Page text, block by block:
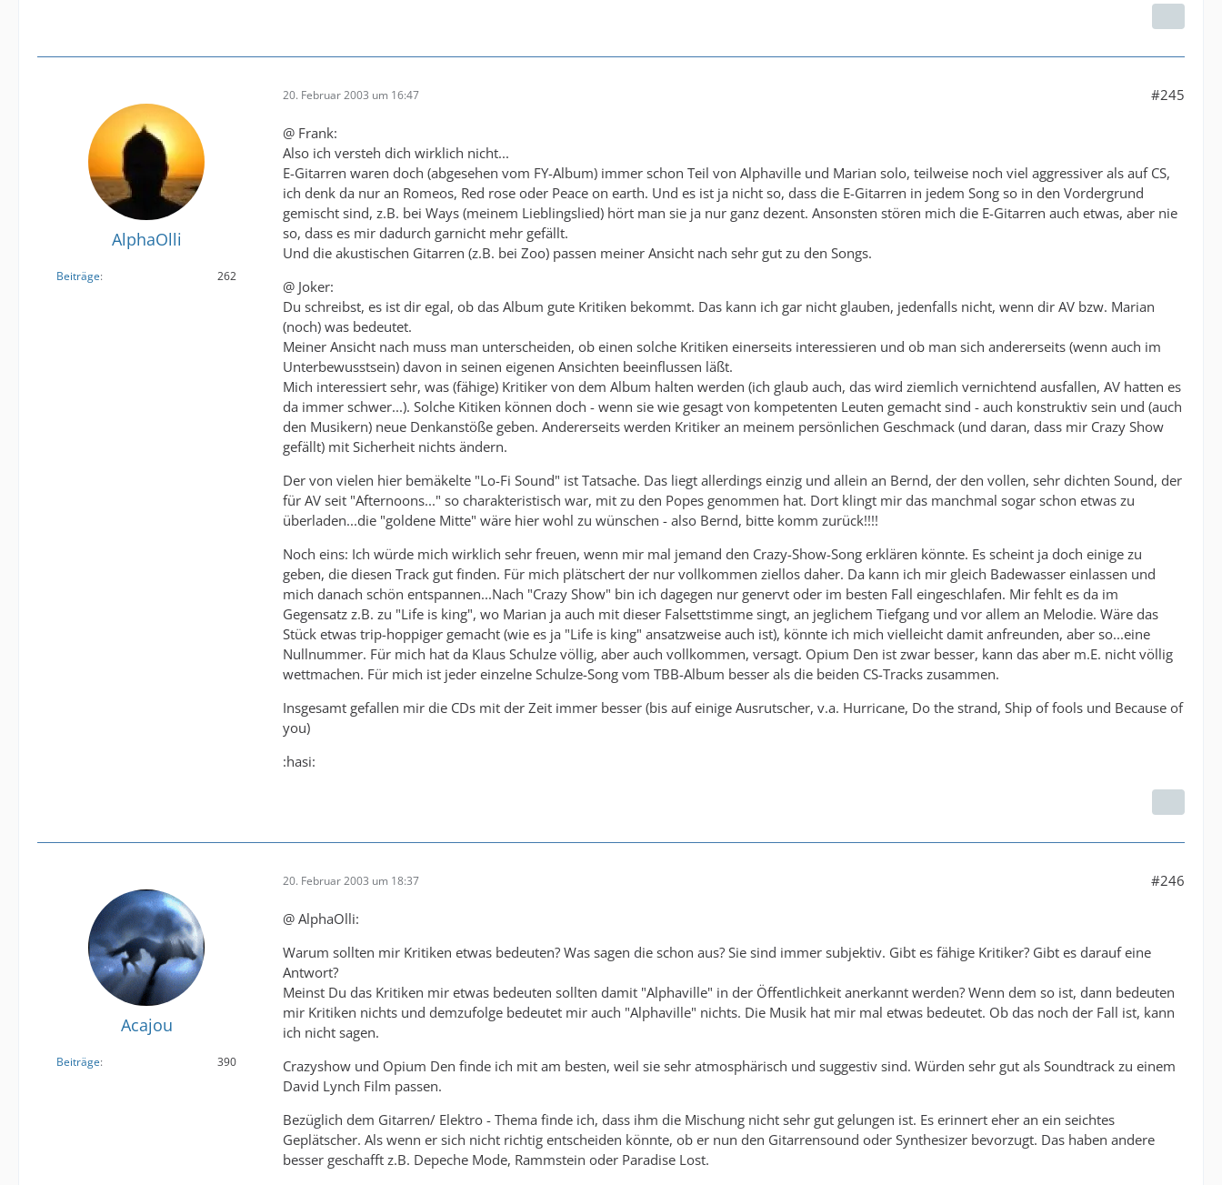
AlphaOlli
Beiträge 262
20. Februar 2003 um 16:47 #245
@ Frank:
Also ich versteh dich wirklich nicht...
E-Gitarren waren doch (abgesehen vom FY-Album) immer schon Teil von Alphaville und Marian solo, teilweise noch viel aggressiver als auf CS,
ich denk da nur an Romeos, Red rose oder Peace on earth. Und es ist ja nicht so, dass die E-Gitarren in jedem Song so in den Vordergrund
gemischt sind, z.B. bei Ways (meinem Lieblingslied) hört man sie ja nur ganz dezent. Ansonsten stören mich die E-Gitarren auch etwas, aber nie
so, dass es mir dadurch garnicht mehr gefällt.
Und die akustischen Gitarren (z.B. bei Zoo) passen meiner Ansicht nach sehr gut zu den Songs.
@ Joker:
Du schreibst, es ist dir egal, ob das Album gute Kritiken bekommt. Das kann ich gar nicht glauben, jedenfalls nicht, wenn dir AV bzw. Marian
(noch) was bedeutet.
Meiner Ansicht nach muss man unterscheiden, ob einen solche Kritiken einerseits interessieren und ob man sich andererseits (wenn auch im
Unterbewusstsein) davon in seinen eigenen Ansichten beeinflussen läßt.
Mich interessiert sehr, was (fähige) Kritiker von dem Album halten werden (ich glaub auch, das wird ziemlich vernichtend ausfallen, AV hatten es
da immer schwer...). Solche Kitiken können doch - wenn sie wie gesagt von kompetenten Leuten gemacht sind - auch konstruktiv sein und (auch
den Musikern) neue Denkanstöße geben. Andererseits werden Kritiker an meinem persönlichen Geschmack (und daran, dass mir Crazy Show
gefällt) mit Sicherheit nichts ändern.
Der von vielen hier bemäkelte "Lo-Fi Sound" ist Tatsache. Das liegt allerdings einzig und allein an Bernd, der den vollen, sehr dichten Sound, der
für AV seit "Afternoons..." so charakteristisch war, mit zu den Popes genommen hat. Dort klingt mir das manchmal sogar schon etwas zu
überladen...die "goldene Mitte" wäre hier wohl zu wünschen - also Bernd, bitte komm zurück!!!!
Noch eins: Ich würde mich wirklich sehr freuen, wenn mir mal jemand den Crazy-Show-Song erklären könnte. Es scheint ja doch einige zu
geben, die diesen Track gut finden. Für mich plätschert der nur vollkommen ziellos daher. Da kann ich mir gleich Badewasser einlassen und
mich danach schön entspannen...Nach "Crazy Show" bin ich dagegen nur genervt oder im besten Fall eingeschlafen. Mir fehlt es da im
Gegensatz z.B. zu "Life is king", wo Marian ja auch mit dieser Falsettstimme singt, an jeglichem Tiefgang und vor allem an Melodie. Wäre das
Stück etwas trip-hoppiger gemacht (wie es ja "Life is king" ansatzweise auch ist), könnte ich mich vielleicht damit anfreunden, aber so...eine
Nullnummer. Für mich hat da Klaus Schulze völlig, aber auch vollkommen, versagt. Opium Den ist zwar besser, kann das aber m.E. nicht völlig
wettmachen. Für mich ist jeder einzelne Schulze-Song vom TBB-Album besser als die beiden CS-Tracks zusammen.
Insgesamt gefallen mir die CDs mit der Zeit immer besser (bis auf einige Ausrutscher, v.a. Hurricane, Do the strand, Ship of fools und Because of
you)
:hasi:
Acajou
Beiträge 390
20. Februar 2003 um 18:37 #246
@ AlphaOlli:
Warum sollten mir Kritiken etwas bedeuten? Was sagen die schon aus? Sie sind immer subjektiv. Gibt es fähige Kritiker? Gibt es darauf eine
Antwort?
Meinst Du das Kritiken mir etwas bedeuten sollten damit "Alphaville" in der Öffentlichkeit anerkannt werden? Wenn dem so ist, dann bedeuten
mir Kritiken nichts und demzufolge bedeutet mir auch "Alphaville" nichts. Die Musik hat mir mal etwas bedeutet. Ob das noch der Fall ist, kann
ich nicht sagen.
Crazyshow und Opium Den finde ich mit am besten, weil sie sehr atmosphärisch und suggestiv sind. Würden sehr gut als Soundtrack zu einem
David Lynch Film passen.
Bezüglich dem Gitarren/ Elektro - Thema finde ich, dass ihm die Mischung nicht sehr gut gelungen ist. Es erinnert eher an ein seichtes
Geplätscher. Als wenn er sich nicht richtig entscheiden könnte, ob er nun den Gitarrensound oder Synthesizer bevorzugt. Das haben andere
besser geschafft z.B. Depeche Mode, Rammstein oder Paradise Lost.